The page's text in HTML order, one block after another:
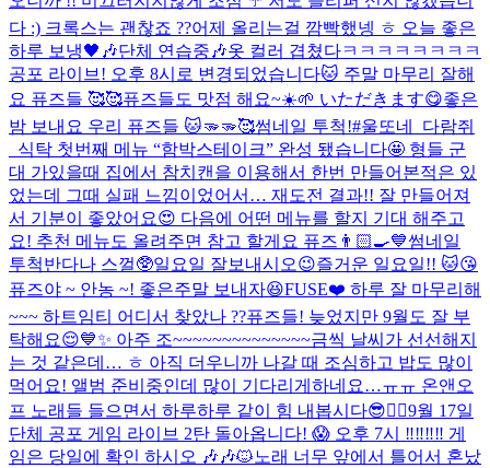
다 :) 크록스는 괜찮죠 ??어제 올리는걸 깜빡했넹 ㅎ 오늘 좋은
하루 보냉🖤🎶단체 연습중🎶옷 컬러 겹쳤다ㅋㅋㅋㅋㅋㅋㅋㅋ
공포 라이브! 오후 8시로 변경되었습니다🐱 주말 마무리 잘해
요 퓨즈들 🥰🥰퓨즈들도 맛점 해요~☀️🌱 いただきます😋좋은
밤 보내요 우리 퓨즈들 🐱🫳🫳🥰썸네일 투척!#울또네_다람쥐
_식탁 첫번째 메뉴 “함박스테이크” 완성 됐습니다🤩 형들 군
대 가있을때 집에서 참치캔을 이용해서 한번 만들어본적은 있
었는데 그때 실패 느낌이었어서… 재도전 결과!! 잘 만들어져
서 기분이 좋았어요😍 다음에 어떤 메뉴를 할지 기대 해주고
요! 추천 메뉴도 올려주면 참고 할게요 퓨즈👨🏻‍🍳💙썸네일
투척반다나 스껄🥸일요일 잘보내시오😉즐거운 일요일!! 🐱😘
퓨즈야 ~ 안농 ~! 좋은주말 보내자😆FUSE❤️ 하루 잘 마무리해
~~~ 하트임티 어디서 찾았나 ??퓨즈들! 늦었지만 9월도 잘 부
탁해요😌💙✨ 아주 조~~~~~~~~~~~~~~금씩 날씨가 선선해지
는 것 같은데… ㅎ 아직 더우니까 나갈 때 조심하고 밥도 많이
먹어요! 앨범 준비중인데 많이 기다리게하네요…ㅠㅠ 온앤오
프 노래들 들으면서 하루하루 같이 힘 내봅시다😎❤️‍🔥9월 17일
단체 공포 게임 라이브 2탄 돌아옵니다! 😱 오후 7시 ‼️‼️‼️‼️ 게
임은 당일에 확인 하시오 🎶🎶🐱노래 너무 앞에서 틀어서 혼났